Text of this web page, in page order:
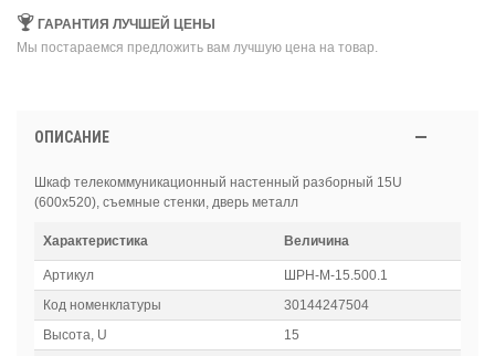
ГАРАНТИЯ ЛУЧШЕЙ ЦЕНЫ
Мы постараемся предложить вам лучшую цена на товар.
ОПИСАНИЕ
Шкаф телекоммуникационный настенный разборный 15U
(600х520), съемные стенки, дверь металл
Характеристика Величина
Артикул
ШРН-М-15.500.1
Код номенклатуры
30144247504
Высота, U
15